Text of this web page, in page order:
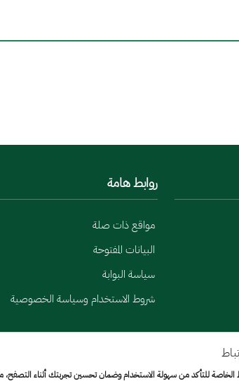
روابط هامة
مواقع ذات صلة
البيانات المفتوحة
سياسة البوابة
شروط الاستخدام وسياسة الخصوصية
الخاصة للتأكد من سهولة الاستخدام وضمان تحسين تجربتك أثناء